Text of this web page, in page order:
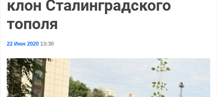
клон Сталинградского
тополя
22 Июн 202013:30